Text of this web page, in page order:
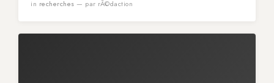
in recherches — par rÃ©daction